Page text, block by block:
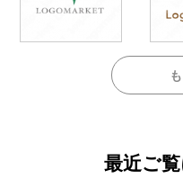
最近ご